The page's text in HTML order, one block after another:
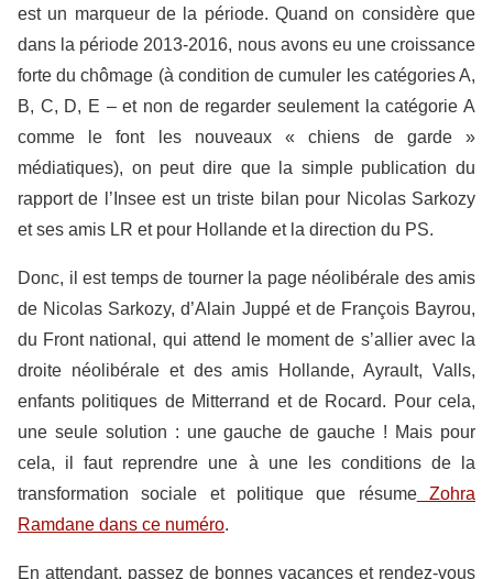
est un marqueur de la période. Quand on considère que
dans la période 2013-2016, nous avons eu une croissance
forte du chômage (à condition de cumuler les catégories A,
B, C, D, E – et non de regarder seulement la catégorie A
comme le font les nouveaux « chiens de garde »
médiatiques), on peut dire que la simple publication du
rapport de l’Insee est un triste bilan pour Nicolas Sarkozy
et ses amis LR et pour Hollande et la direction du PS.
Donc, il est temps de tourner la page néolibérale des amis
de Nicolas Sarkozy, d’Alain Juppé et de François Bayrou,
du Front national, qui attend le moment de s’allier avec la
droite néolibérale et des amis Hollande, Ayrault, Valls,
enfants politiques de Mitterrand et de Rocard. Pour cela,
une seule solution : une gauche de gauche ! Mais pour
cela, il faut reprendre une à une les conditions de la
transformation sociale et politique que résumeZohra
Ramdane dans ce numéro.
En attendant, passez de bonnes vacances et rendez-vous